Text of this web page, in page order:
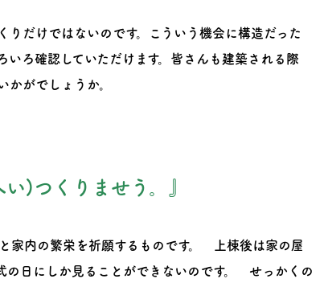
りだけではないのです。こういう機会に構造だった
いろ確認していただけます。皆さんも建築される際
かがでしょうか。
)つくりませう。』
内の繁栄を祈願するものです。 上棟後は家の屋
日にしか見ることができないのです。 せっかくの